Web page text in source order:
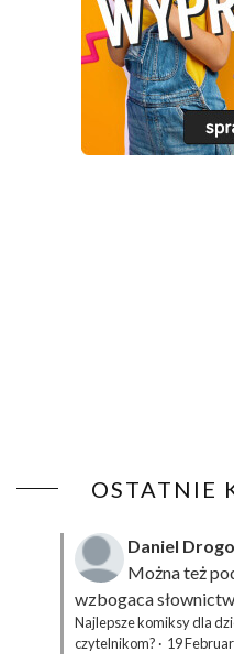
OSTATNIE
Daniel
Można też
wzbogaca
Najlepsze komiksy dla
czytelnikom? · 19